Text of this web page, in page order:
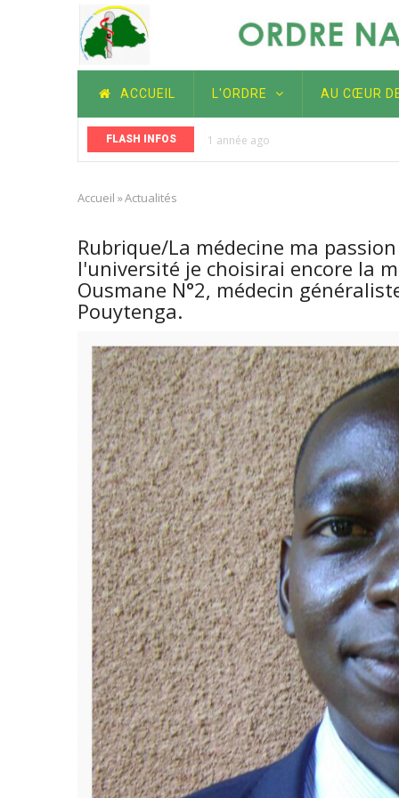
MAIN
NAVIGATION
ACCUEIL L'ORDRE AU CŒUR
FLASH INFOS 1 année ago
Fil
Accueil »Actualités
Rubrique/La médecine ma
l'université je choisirai encore la
Ousmane N°2, médecin
Pouytenga.